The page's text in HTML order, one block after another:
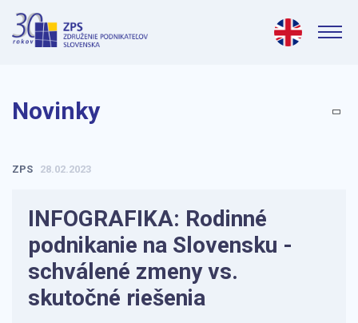
Novinky
ZPS 28.02.2023
INFOGRAFIKA: Rodinné
podnikanie na Slovensku -
schválené zmeny vs.
skutočné riešenia